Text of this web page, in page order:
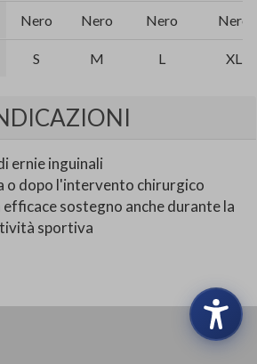
Nero Nero Nero Nero
S M L XL
ernie inguinali
o dopo l'intervento chirurgico
sostegno anche durante la
sportiva